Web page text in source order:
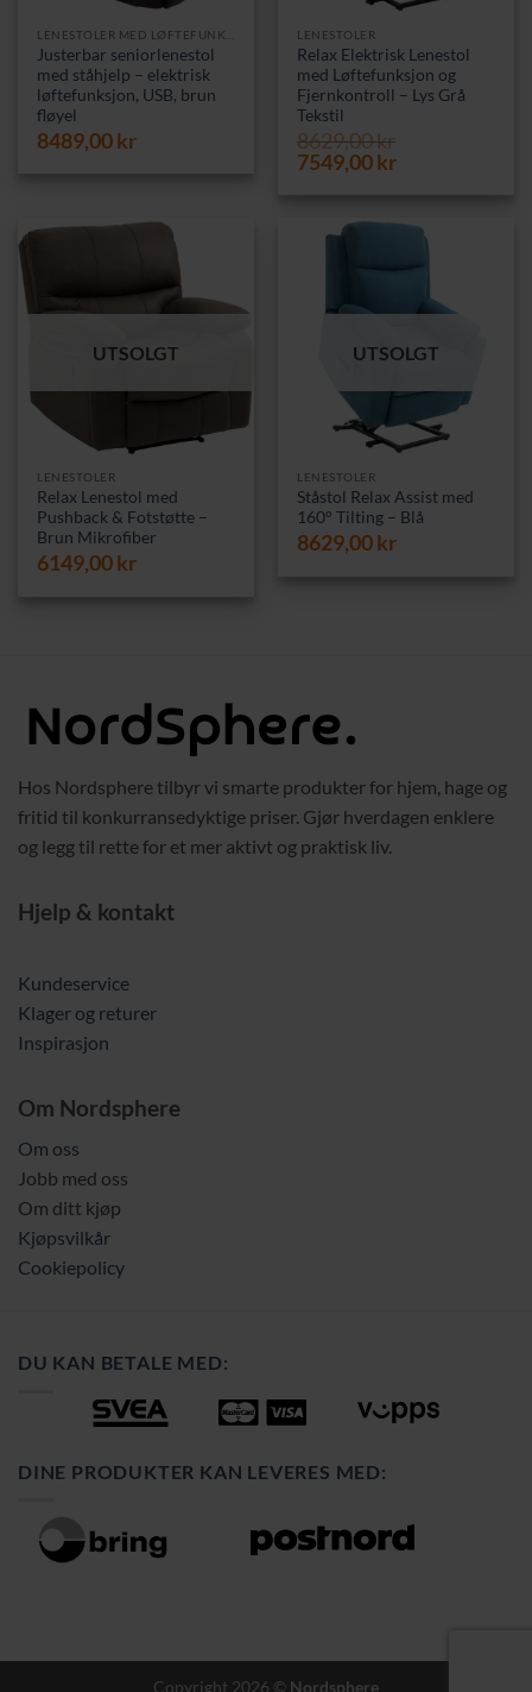
Justerbar seniorlenestol
med ståhjelp – elektrisk
løftefunksjon, USB, brun
fløyel
8489,00kr
LENESTOLER
Relax Elektrisk Lenestol
med Løftefunksjon og
Fjernkontroll – Lys Grå
Tekstil
8629,00kr
Opprinnelig
8629,00 kr.
7549,00krNåværende
7549,00 kr.
UTSOLGT
LENESTOLER
Relax Lenestol med
Pushback & Fotstøtte –
Brun Mikrofiber
6149,00kr
UTSOLGT
LENESTOLER
Ståstol Relax Assist med
160° Tilting – Blå
8629,00kr
Hos Nordsphere tilbyr vi smarte produkter for hjem, hage og
fritid til konkurransedyktige priser. Gjør hverdagen enklere
og legg til rette for et mer aktivt og praktisk liv.
Hjelp & kontakt
Kundeservice
Klager og returer
Inspirasjon
Om Nordsphere
Om oss
Jobb med oss
Om ditt kjøp
Kjøpsvilkår
Cookiepolicy
DU KAN BETALE MED:
DINE PRODUKTER KAN LEVERES MED:
Copyright 2026 © Nordsphere